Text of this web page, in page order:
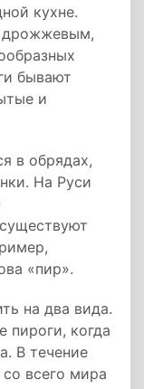
кухне.
дрожжевым,
бывают
и
в обрядах,
На Руси
«пир».
на два вида.
пироги, когда
В течение
всего мира